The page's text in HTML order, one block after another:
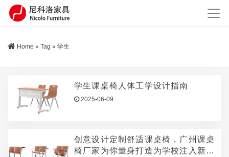
Home » Tag » 学生
学生课桌椅人体工学设计指南
2025-06-09
创意设计定制舒适课桌椅，广州课桌
椅厂家为你量身打造为学校注入新活